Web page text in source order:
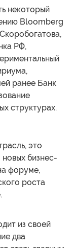
некоторый
Bloomberg
РФ,
ранее Банк
структурах.
это
бизнес-
форуме,
роста
из своей
два